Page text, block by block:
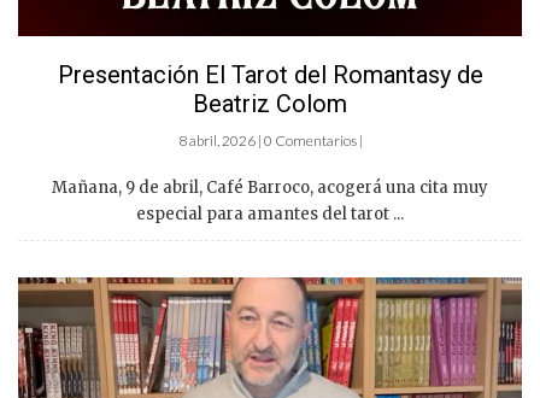
Presentación El Tarot del Romantasy de
Beatriz Colom
8 abril, 2026 | 0 Comentarios |
Mañana, 9 de abril, Café Barroco, acogerá una cita muy
especial para amantes del tarot ...